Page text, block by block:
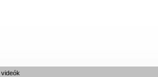
videók